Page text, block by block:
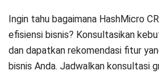
Ingin tahu bagaimana HashMicro
efisiensi bisnis? Konsultasikan
dan dapatkan rekomendasi fitur
bisnis Anda. Jadwalkan konsultasi